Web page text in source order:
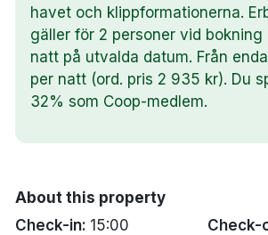
havet och klippformationerna.
gäller för 2 personer vid bokning
natt på utvalda datum. Från
per natt (ord. pris 2 935 kr). Du
32% som Coop-medlem.
About this property
Check-in: 15:00 Check-